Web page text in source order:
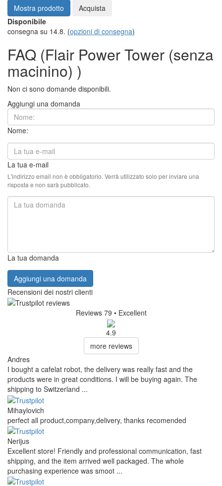
Mostra prodotto
Acquista
Disponibile
consegna su 14.8. (opzioni di consegna)
FAQ (Flair Power Tower (senza
macinino) )
Non ci sono domande disponibili.
Aggiungi una domanda
Nome:
La tua e-mail
L'indirizzo email non è obbligatorio. Verrà utilizzato solo per inviare una
risposta e non sarà pubblicato.
La tua domanda
Aggiungi una domanda
Recensioni dei nostri clienti
Reviews 79 • Excellent
4.9
more reviews
Andres
I bought a cafelat robot, the delivery was really fast and the
products were in great conditions. I will be buying again. The
shipping to Switzerland ...
Mihaylovich
perfect all product,company,delivery, thanks recomended
Nerijus
Excellent store! Friendly and professional communication, fast
shipping, and the item arrived well packaged. The whole
purchasing experience was smoot ...